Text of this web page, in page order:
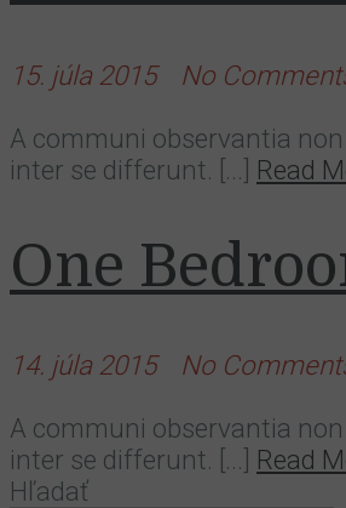
15. júla 2015 No
A communi observantia
inter se differunt. [...] Read
One
14. júla 2015 No
A communi observantia
inter se differunt. [...] Read
Hľadať